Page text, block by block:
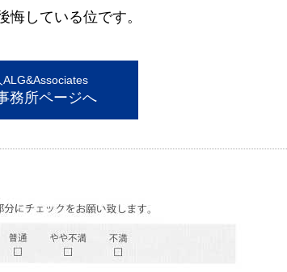
悔している位です。
務所ページへ